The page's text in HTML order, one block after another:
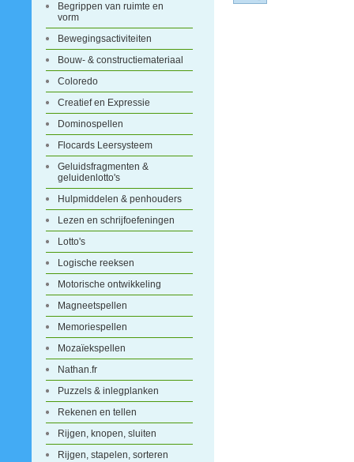
Begrippen van ruimte en
vorm
Bewegingsactiviteiten
Bouw- & constructiemateriaal
Coloredo
Creatief en Expressie
Dominospellen
Flocards Leersysteem
Geluidsfragmenten &
geluidenlotto's
Hulpmiddelen & penhouders
Lezen en schrijfoefeningen
Lotto's
Logische reeksen
Motorische ontwikkeling
Magneetspellen
Memoriespellen
Mozaïekspellen
Nathan.fr
Puzzels & inlegplanken
Rekenen en tellen
Rijgen, knopen, sluiten
Rijgen, stapelen, sorteren